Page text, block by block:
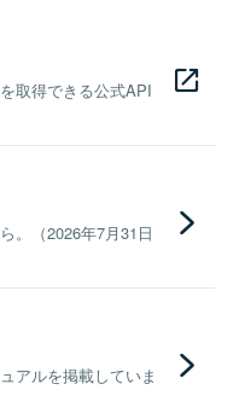
取得できる公式API
。（2026年7月31日
アルを掲載していま